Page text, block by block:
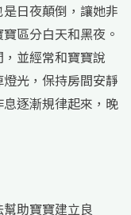
日夜顛倒，讓她非
區分白天和黑夜。
並經常和寶寶說
光，保持房間安靜
逐漸規律起來，晚
助寶寶建立良